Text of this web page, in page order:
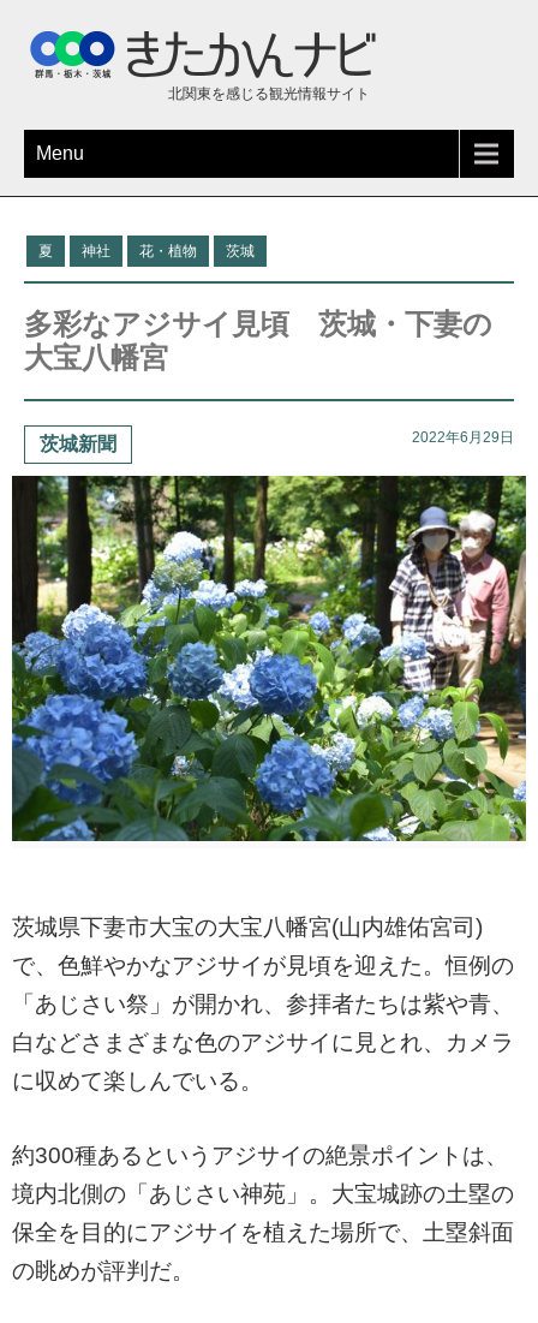
北関東を感じる観光情報サイト
Menu
夏 神社 花・植物 茨城
多彩なアジサイ見頃 茨城・下妻の
大宝八幡宮
茨城新聞 2022年6月29日
茨城県下妻市大宝の大宝八幡宮(山内雄佑宮司)
で、色鮮やかなアジサイが見頃を迎えた。恒例の
「あじさい祭」が開かれ、参拝者たちは紫や青、
白などさまざまな色のアジサイに見とれ、カメラ
に収めて楽しんでいる。
約300種あるというアジサイの絶景ポイントは、
境内北側の「あじさい神苑」。大宝城跡の土塁の
保全を目的にアジサイを植えた場所で、土塁斜面
の眺めが評判だ。